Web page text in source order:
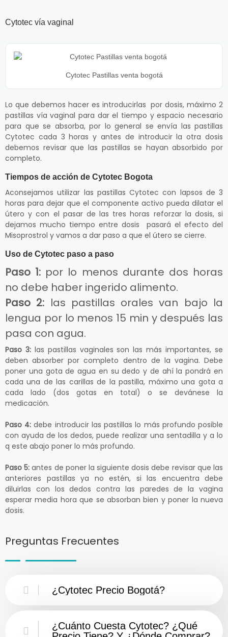
Cytotec vía vaginal
Cytotec Pastillas venta bogotá
Lo que debemos hacer es introducirlas por dosis, máximo 2
pastillas vía vaginal para dar el tiempo y espacio necesario
para que se absorba, por lo general se envía las pastillas
Cytotec cada 3 horas y antes de introducir la otra dosis
debemos revisar que las pastillas se hayan absorbido por
completo.
Tiempos de acción de Cytotec Bogota
Aconsejamos utilizar las pastillas Cytotec con lapsos de 3
horas para dejar que el componente activo pueda dilatar el
útero y con el pasar de las tres horas reforzar la dosis, si
dejamos mucho tiempo entre dosis pasará el efecto del
Misoprostrol y vamos a dar paso a que el útero se cierre.
Uso de Cytotec paso a paso
Paso 1: por lo menos durante dos horas
no debe haber ingerido alimento.
Paso 2: las pastillas orales van bajo la
lengua por lo menos 15 min y después las
pasa con agua.
Paso 3:las pastillas vaginales son las más importantes, se
deben absorber por completo dentro de la vagina. Debe
poner una gota de agua en su dedo y de ahí la pondrá en
cada una de las carillas de la pastilla, máximo una gota a
cada lado (dos gotas en total) o se devánese la
medicación.
Paso 4: debe introducir las pastillas lo más profundo posible
con ayuda de los dedos, puede realizar una sentadilla y a lo
q este abajo poner lo más profundo.
Paso 5: antes de poner la siguiente dosis debe revisar que las
anteriores pastillas ya no estén, si las encuentra debe
diluirlas con los dedos contra las paredes de la vagina
esperar media hora que se absorban bien y poner la nueva
dosis.
Preguntas Frecuentes
¿Cytotec Precio Bogotá?
¿Cuánto Cuesta Cytotec? ¿Qué